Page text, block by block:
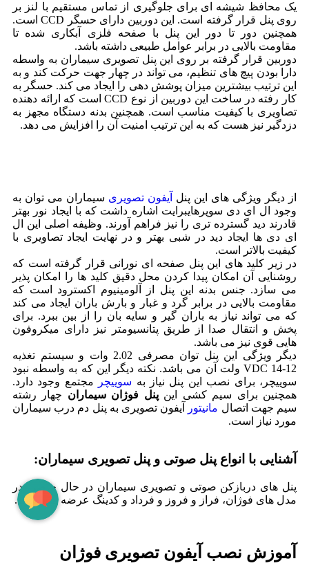
یک محافظ شیشه ای برای جلوگیری از تماس مستقیم با لنز بر
روی پنل قرار گرفته است. این دوربین دارای حسگر CCD است.
همچنین دور تا دور این پنل با صفحه فلزی آبکاری شده تا
مقاومت بالایی در برابر عوامل طبیعی داشته باشد.
دوربین قرار گرفته بر روی این پنل تصویری سیماران به واسطه
دارا بودن پیچ های تنظیم، می تواند در چهار جهت حرکت کند و به
این ترتیب بیشترین میزان پوشش دهی را ایجاد می کند. حسگر به
کار رفته در ساخت این دوربین از نوع CCD است که ارائه دهنده
تصاویری با کیفیت مناسب است. همچنین بدنه دستگاه مجهز به
دزدگیر نیز هست که به این ترتیب امنیت آن را افزایش می دهد.
از دیگر ویژگی های این پنل آیفون تصویری سیماران می توان به
وجود ال ای دی سوپرهایبرایت اشاره داشت که با ایجاد نور بهتر
قادرند دید گسترده تری را نیز فراهم آورند. وظیفه اصلی این ال
ای دی ها ایجاد دید در شبی بهتر و در نهایت ایجاد تصاویری با
کیفیت بالاتر است.
در زیر کلید های این پنل صفحه ای نورانی قرار گرفته است که
روشنایی آن امکان پیدا کردن محل دقیق کلید ها را امکان پذیر
می سازد. جنس بدنه این پنل از آلومینیوم اکسترود است که
مقاومت بالایی در برابر گرد و غبار و بارش باران ایجاد می کند
که می تواند نیاز به باران گیر و سایه بان را از بین ببرد. برای
پخش و انتقال صدا از طریق پتانسیومتر نیز دارای میکروفون
هایی قوی نیز می باشد.
دیگر ویژگی این پنل توان مصرفی 2.02 وات و سیستم تغذیه
VDC 14-12 ولت آن می باشد. نکته دیگر این که به واسطه نبود
سوییچر، برای نصب این پنل نیاز به سوییچر
مجتمع وجود دارد.
همچنین برای سیم کشی اینپنل فوژان سیماران چهار رشته
سیم جهت اتصال مانیتور
آیفون تصویری به پنل دم درب سیماران
مورد نیاز است.
آشنایی با انواع پنل صوتی و پنل تصویری سیماران:
پنل­ های دربازکن صوتی و تصویری سیماران در حال حاضر، در
مدل های فوژان، فراز و فروز و فرداد و کدینگ عرضه می­ شوند.
آموزش نصب آیفون تصویری فوژان